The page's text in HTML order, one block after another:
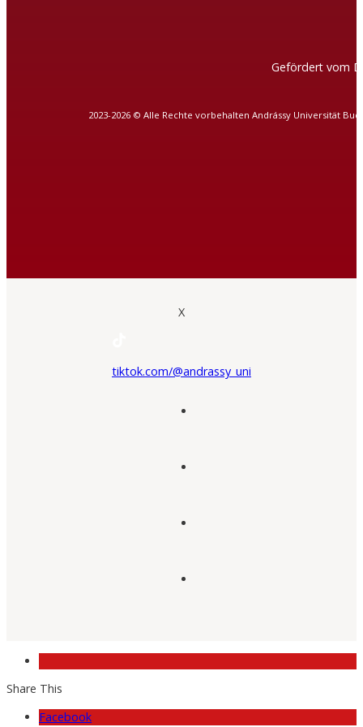
Gefördert vom
2023-2026 © Alle Rechte vorbehalten Andrássy Universität
X
tiktok.com/@andrassy_uni
Share This
Facebook